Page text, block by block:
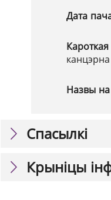
Дата
Назвы
Спасылкі
Крыніцы